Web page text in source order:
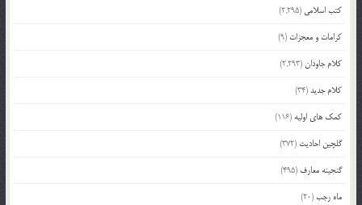
کتب اسلامی (2,295)
کرامات و معجزات (9)
کلام جاودان(2,293)
کلام جدید(34)
کمک های اولیه (116)
گلچین احادیث (372)
گنجینه معارف (495)
ماه رجب(20)